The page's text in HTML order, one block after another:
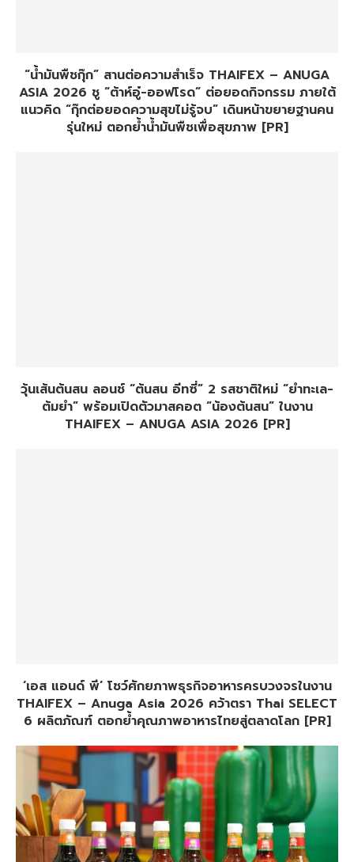
“น้ำมันพืชกุ๊ก” สานต่อความสำเร็จ THAIFEX – ANUGA
ASIA 2026 ชู “ต้าห์อู๋-ออฟโรด” ต่อยอดกิจกรรม ภายใต้
แนวคิด “กุ๊กต่อยอดความสุขไม่รู้จบ” เดินหน้าขยายฐานคน
รุ่นใหม่ ตอกย้ำน้ำมันพืชเพื่อสุขภาพ [PR]
วุ้นเส้นต้นสน ลอนช์ “ต้นสน อีทซี่” 2 รสชาติใหม่ “ยำทะเล-
ต้มยำ” พร้อมเปิดตัวมาสคอต “น้องต้นสน” ในงาน
THAIFEX – ANUGA ASIA 2026 [PR]
‘เอส แอนด์ พี’ โชว์ศักยภาพธุรกิจอาหารครบวงจรในงาน
THAIFEX – Anuga Asia 2026 คว้าตรา Thai SELECT
6 ผลิตภัณฑ์ ตอกย้ำคุณภาพอาหารไทยสู่ตลาดโลก [PR]